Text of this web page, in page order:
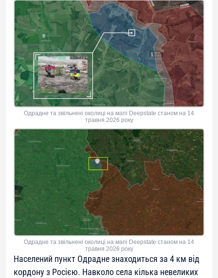
Одрадне та звільнені околиці на мапі Deepstate станом на 14
травня 2026 року
Одрадне та звільнені околиці на мапі Deepstate станом на 14
травня 2026 року
Населений пункт Одрадне знаходиться за 4 км від
кордону з Росією. Навколо села кілька невеликих